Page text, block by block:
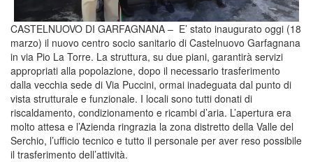
CASTELNUOVO DI GARFAGNANA – E’ stato inaugurato oggi (18
marzo) il nuovo centro socio sanitario di Castelnuovo Garfagnana
in via Pio La Torre. La struttura, su due piani, garantirà servizi
appropriati alla popolazione, dopo il necessario trasferimento
dalla vecchia sede di Via Puccini, ormai inadeguata dal punto di
vista strutturale e funzionale. I locali sono tutti donati di
riscaldamento, condizionamento e ricambi d’aria. L’apertura era
molto attesa e l’Azienda ringrazia la zona distretto della Valle del
Serchio, l’ufficio tecnico e tutto il personale per aver reso possibile
il trasferimento dell’attività.